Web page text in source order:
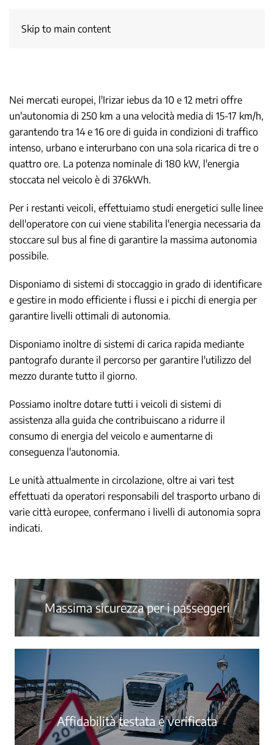
Skip to main content
Nei mercati europei, l'Irizar iebus da 10 e 12 metri offre
un'autonomia di 250 km a una velocità media di 15-17 km/h,
garantendo tra 14 e 16 ore di guida in condizioni di traffico
intenso, urbano e interurbano con una sola ricarica di tre o
quattro ore. La potenza nominale di 180 kW, l'energia
stoccata nel veicolo è di 376kWh.
Per i restanti veicoli, effettuiamo studi energetici sulle linee
dell'operatore con cui viene stabilita l'energia necessaria da
stoccare sul bus al fine di garantire la massima autonomia
possibile.
Disponiamo di sistemi di stoccaggio in grado di identificare
e gestire in modo efficiente i flussi e i picchi di energia per
garantire livelli ottimali di autonomia.
Disponiamo inoltre di sistemi di carica rapida mediante
pantografo durante il percorso per garantire l'utilizzo del
mezzo durante tutto il giorno.
Possiamo inoltre dotare tutti i veicoli di sistemi di
assistenza alla guida che contribuiscano a ridurre il
consumo di energia del veicolo e aumentarne di
conseguenza l'autonomia.
Le unità attualmente in circolazione, oltre ai vari test
effettuati da operatori responsabili del trasporto urbano di
varie città europee, confermano i livelli di autonomia sopra
indicati.
Massima sicurezza per i passeggeri
Affidabilità testata e verificata